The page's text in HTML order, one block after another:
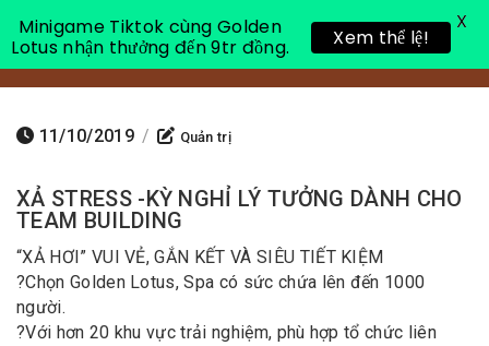
Toggle
11/10/2019 / Quản trị
XẢ STRESS -KỲ NGHỈ LÝ TƯỞNG DÀNH CHO
TEAM BUILDING
“XẢ HƠI” VUI VẺ, GẮN KẾT VÀ SIÊU TIẾT KIỆM
?Chọn Golden Lotus, Spa có sức chứa lên đến 1000
người.
?Với hơn 20 khu vực trải nghiệm, phù hợp tổ chức liên
Minigame Tiktok cùng Golden
Lotus nhận thưởng đến 9tr đồng.
Xem thể lệ!
X